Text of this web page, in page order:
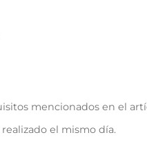
mencionados en el
el mismo día.